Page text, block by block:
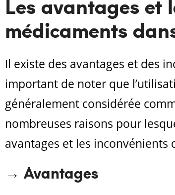
Les avantages et
médicaments
Il existe des avantages et des
important de noter que
généralement considérée
nombreuses raisons pour
avantages et les inconvénients
→ Avantages